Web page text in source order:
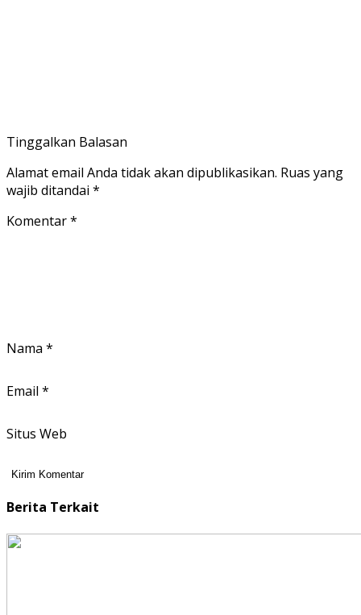
Tinggalkan Balasan
Alamat email Anda tidak akan dipublikasikan. Ruas yang
wajib ditandai *
Komentar*
Nama *
Email *
Situs Web
Berita Terkait